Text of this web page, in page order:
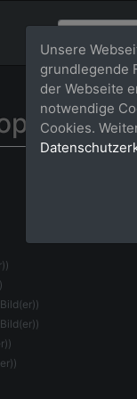
Unsere
grundlegende
der Webseite
notwendige
Cookies.